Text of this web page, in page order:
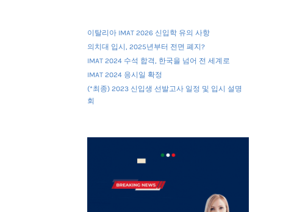
이탈리아 IMAT 2026 신입학 유의 사항
의치대 입시, 2025년부터 전면 폐지?
IMAT 2024 수석 합격, 한국을 넘어 전 세계로
IMAT 2024 응시일 확정
(*최종) 2023 신입생 선발고사 일정 및 입시 설명
회